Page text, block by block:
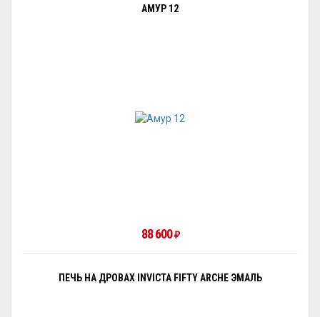
АМУР 12
88 600₽
ПЕЧЬ НА ДРОВАХ INVICTA FIFTY ARCHE ЭМАЛЬ